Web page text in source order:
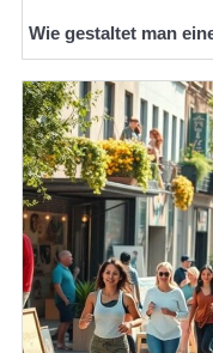
Wie gestaltet man